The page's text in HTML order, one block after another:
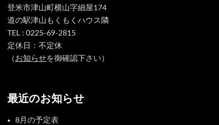
登米市津山町横山字細屋174
道の駅津山もくもくハウス隣
TEL : 0225-69-2815
定休日：不定休
（お知らせを御確認下さい）
最近のお知らせ
8月の予定表